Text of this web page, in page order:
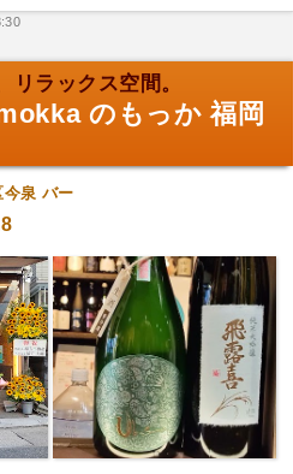
リラックス空間。
のもっか 福岡
今泉 バー